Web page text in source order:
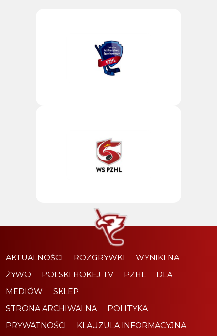
AKTUALNOŚCI ROZGRYWKI
WYNIKI NA
ŻYWO
POLSKI HOKEJ TV PZHL
DLA
MEDIÓW
SKLEP
STRONA ARCHIWALNA
POLITYKA
PRYWATNOŚCI
KLAUZULA INFORMACYJNA